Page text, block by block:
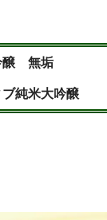
醸 無垢
純米大吟醸